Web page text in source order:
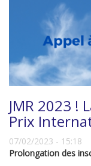
JMR 2023 !
Prix
07/02/2023 - 15:18
Prolongation des